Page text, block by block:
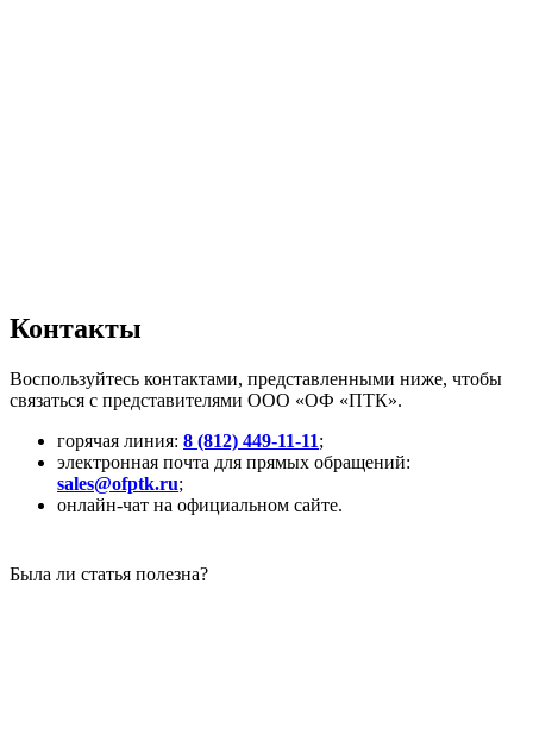
Контакты
Воспользуйтесь контактами, представленными ниже, чтобы
связаться с представителями ООО «ОФ «ПТК».
горячая линия: 8 (812) 449-11-11;
электронная почта для прямых обращений:
sales@ofptk.ru;
онлайн-чат на официальном сайте.
Была ли статья полезна?